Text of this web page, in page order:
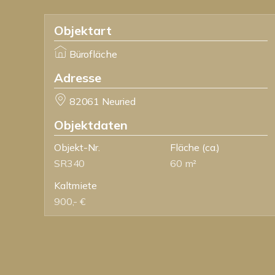
Objektart
Bürofläche
Adresse
82061 Neuried
Objektdaten
Objekt-Nr.
SR340
Fläche (ca.)
60 m²
Kaltmiete
900,- €